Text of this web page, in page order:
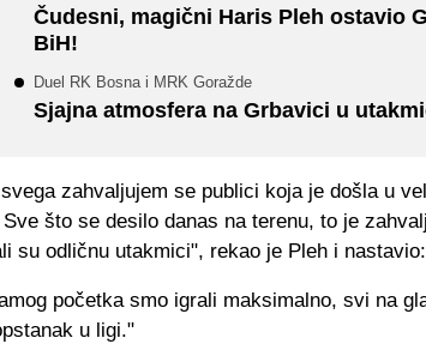
Čudesni, magični Haris Pleh ostavio
BiH!
Duel RK Bosna i MRK Goražde
Sjajna atmosfera na Grbavici u
zahvaljujem se publici koja je došla u
što se desilo danas na terenu, to je
su odličnu utakmici", rekao je Pleh i nastavio:
početka smo igrali maksimalno, svi na
u ligi."